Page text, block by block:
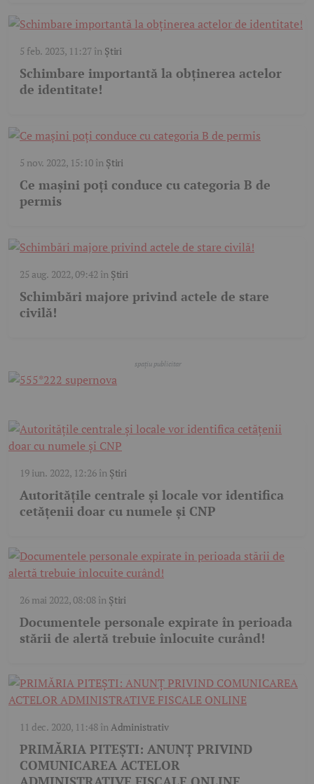
5 feb. 2023, 11:27în Știri
Schimbare importantă la obținerea actelor
de identitate!
5 nov. 2022, 15:10în Știri
Ce mașini poți conduce cu categoria B de
permis
25 aug. 2022, 09:42 în Știri
Schimbări majore privind actele de stare
civilă!
19 iun. 2022, 12:26în Știri
Autoritățile centrale și locale vor identifica
cetățenii doar cu numele și CNP
26 mai 2022, 08:08în Știri
Documentele personale expirate în perioada
stării de alertă trebuie înlocuite curând!
11 dec. 2020, 11:48înAdministrativ
PRIMĂRIA PITEȘTI: ANUNȚ PRIVIND
COMUNICAREA ACTELOR